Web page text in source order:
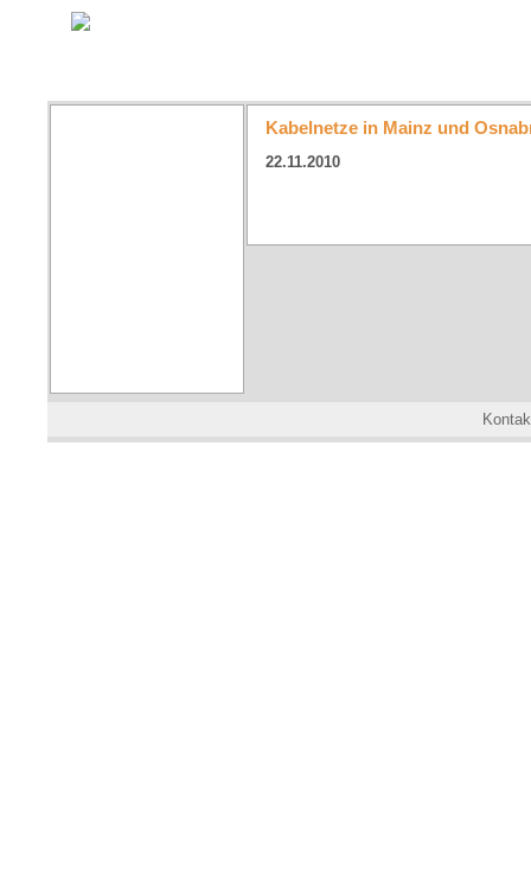
Kabelnetze in Mainz und
22.11.2010